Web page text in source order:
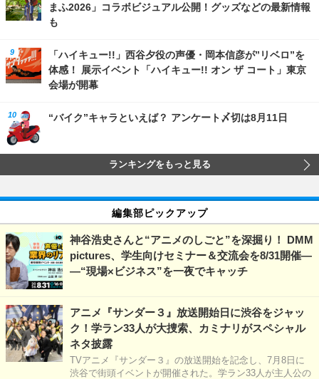
まふ2026」コラボビジュアル公開！グッズなどの最新情報
も
「ハイキュー!!」西谷夕役の声優・岡本信彦が”リベロ”を
体感！ 展示イベント「ハイキュー!! オン ザ コート」東京
会場が開幕
“バイク”キャラといえば？ アンケート〆切は8月11日
ランキングをもっと見る
編集部ピックアップ
神谷浩史さんと“アニメのしごと”を深掘り！ DMM
pictures、学生向けセミナー＆交流会を8/31開催―
―“現場×ビジネス”を一夜でキャッチ
アニメ『サンダー３』放送開始日に渋谷をジャッ
ク！学ラン33人が大捜索、カミナリがスペシャル
ネタ披露
TVアニメ『サンダー３』の放送開始を記念し、7月8日に
渋谷で街頭イベントが開催された。学ラン33人が主人公の